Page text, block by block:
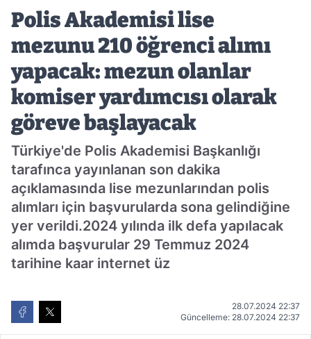
komiser yardımcısı olarak göreve
başlayacak
Polis Akademisi lise
mezunu 210 öğrenci alımı
yapacak: mezun olanlar
komiser yardımcısı olarak
göreve başlayacak
Türkiye'de Polis Akademisi Başkanlığı
tarafınca yayınlanan son dakika
açıklamasında lise mezunlarından polis
alımları için başvurularda sona gelindiğine
yer verildi.2024 yılında ilk defa yapılacak
alımda başvurular 29 Temmuz 2024
tarihine kaar internet üz
28.07.2024 22:37
Güncelleme: 28.07.2024 22:37